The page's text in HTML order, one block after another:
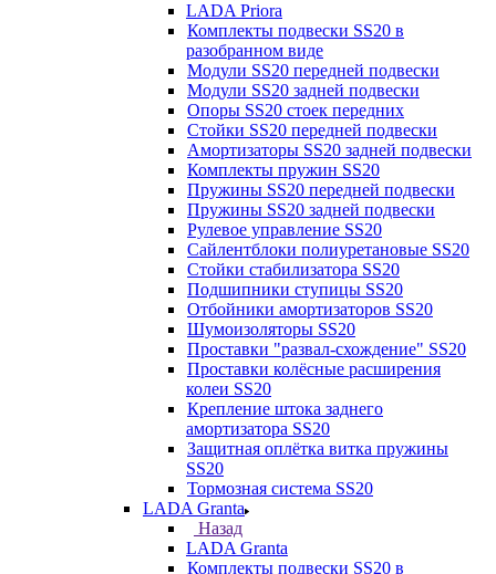
LADA Priora
Комплекты подвески SS20 в
разобранном виде
Модули SS20 передней подвески
Модули SS20 задней подвески
Опоры SS20 стоек передних
Стойки SS20 передней подвески
Амортизаторы SS20 задней подвески
Комплекты пружин SS20
Пружины SS20 передней подвески
Пружины SS20 задней подвески
Рулевое управление SS20
Сайлентблоки полиуретановые SS20
Стойки стабилизатора SS20
Подшипники ступицы SS20
Отбойники амортизаторов SS20
Шумоизоляторы SS20
Проставки "развал-схождение" SS20
Проставки колёсные расширения
колеи SS20
Крепление штока заднего
амортизатора SS20
Защитная оплётка витка пружины
SS20
Тормозная система SS20
LADA Granta
Назад
LADA Granta
Комплекты подвески SS20 в